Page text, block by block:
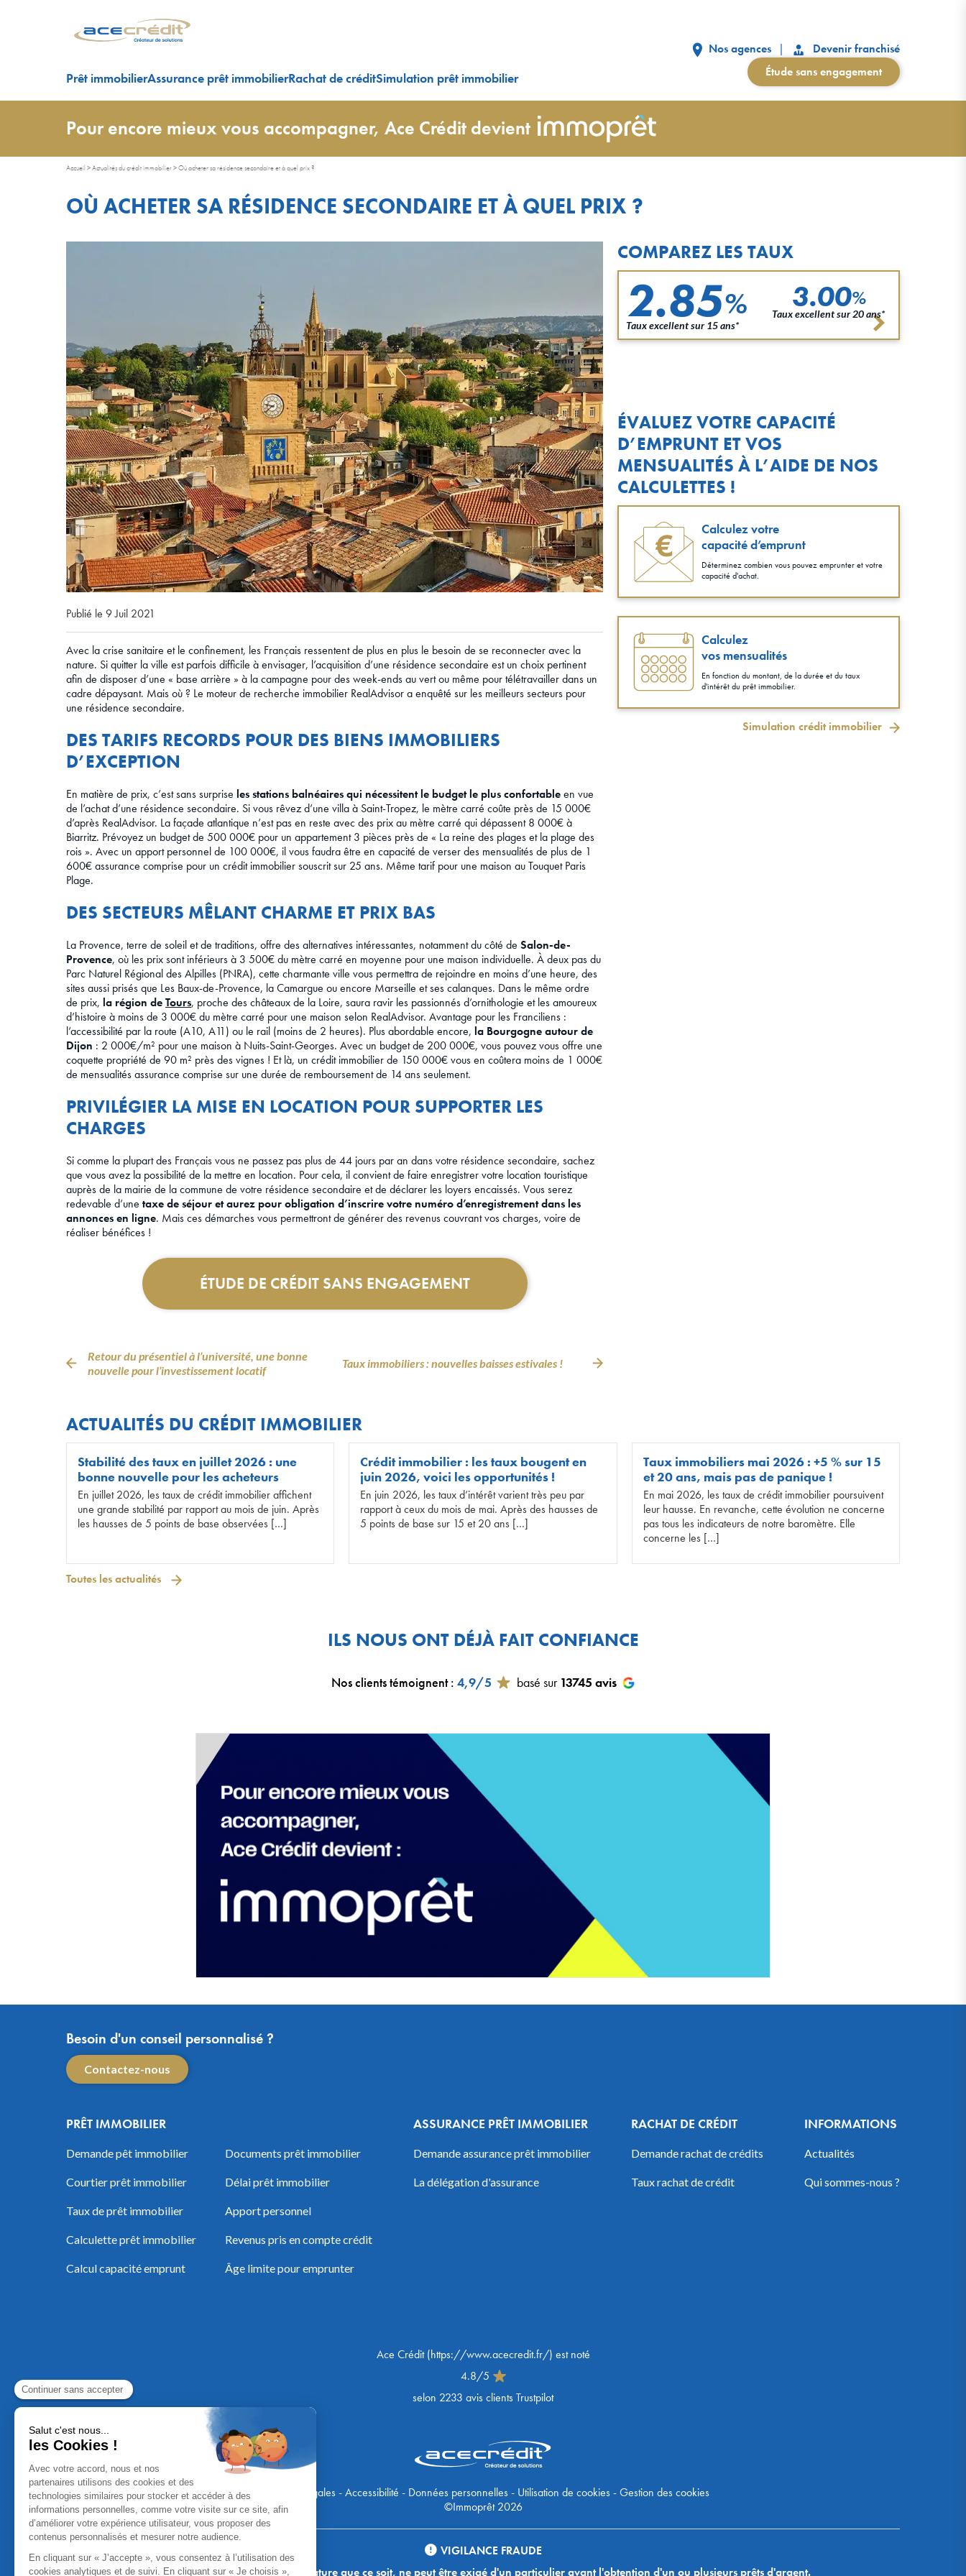
Prêt immobilierAssurance prêt immobilierRachat de créditSimulation prêt immobilier
Nos agences
Devenir franchisé
Étude sans engagement
Pour encore mieux vous accompagner, Ace Crédit devient
Accueil >Actualités du crédit immobilier>Où acheter sa résidence secondaire et à quel prix ?
OÙ ACHETER SA RÉSIDENCE SECONDAIRE ET À QUEL PRIX ?
Publié le 9 Juil 2021
Avec la crise sanitaire et le confinement, les Français ressentent de plus en plus le besoin de se reconnecter avec la
nature. Si quitter la ville est parfois difficile à envisager, l’acquisition d’une résidence secondaire est un choix pertinent
afin de disposer d’une « base arrière » à la campagne pour des week-ends au vert ou même pour télétravailler dans un
cadre dépaysant. Mais où ? Le moteur de recherche immobilier RealAdvisor a enquêté sur les meilleurs secteurs pour
une résidence secondaire.
DES TARIFS RECORDS POUR DES BIENS IMMOBILIERS
D’EXCEPTION
En matière de prix, c’est sans surprise les stations balnéaires qui nécessitent le budget le plus confortableen vue
de l’achat d’une résidence secondaire. Si vous rêvez d’une villa à Saint-Tropez, le mètre carré coûte près de 15 000€
d’après RealAdvisor. La façade atlantique n’est pas en reste avec des prix au mètre carré qui dépassent 8 000€ à
Biarritz. Prévoyez un budget de 500 000€ pour un appartement 3 pièces près de « La reine des plages et la plage des
rois ». Avec un apport personnel de 100 000€, il vous faudra être en capacité de verser des mensualités de plus de 1
600€ assurance comprise pour un crédit immobilier souscrit sur 25 ans. Même tarif pour une maison au Touquet Paris
Plage.
DES SECTEURS MÊLANT CHARME ET PRIX BAS
La Provence, terre de soleil et de traditions, offre des alternatives intéressantes, notamment du côté de Salon-de-
Provence, où les prix sont inférieurs à 3 500€ du mètre carré en moyenne pour une maison individuelle. À deux pas du
Parc Naturel Régional des Alpilles (PNRA), cette charmante ville vous permettra de rejoindre en moins d’une heure, des
sites aussi prisés que Les Baux-de-Provence, la Camargue ou encore Marseille et ses calanques. Dans le même ordre
de prix, la région deTours, proche des châteaux de la Loire, saura ravir les passionnés d’ornithologie et les amoureux
d’histoire à moins de 3 000€ du mètre carré pour une maison selon RealAdvisor. Avantage pour les Franciliens :
l’accessibilité par la route (A10, A11) ou le rail (moins de 2 heures). Plus abordable encore, la Bourgogne autour de
Dijon : 2 000€/m² pour une maison à Nuits-Saint-Georges. Avec un budget de 200 000€, vous pouvez vous offre une
coquette propriété de 90 m² près des vignes ! Et là, un crédit immobilier de 150 000€ vous en coûtera moins de 1 000€
de mensualités assurance comprise sur une durée de remboursement de 14 ans seulement.
PRIVILÉGIER LA MISE EN LOCATION POUR SUPPORTER LES
CHARGES
Si comme la plupart des Français vous ne passez pas plus de 44 jours par an dans votre résidence secondaire, sachez
que vous avez la possibilité de la mettre en location. Pour cela, il convient de faire enregistrer votre location touristique
auprès de la mairie de la commune de votre résidence secondaire et de déclarer les loyers encaissés. Vous serez
redevable d’une taxe de séjour et aurez pour obligation d’inscrire votre numéro d’enregistrement dans les
annonces en ligne. Mais ces démarches vous permettront de générer des revenus couvrant vos charges, voire de
réaliser bénéfices !
ÉTUDE DE CRÉDIT SANS ENGAGEMENT
Retour du présentiel à l’université, une bonne
nouvelle pour l’investissement locatif
Taux immobiliers : nouvelles baisses estivales !
COMPAREZ LES TAUX
2.85%
Taux excellent sur 15 ans*
3.00%
Taux excellent sur 20 ans*
ÉVALUEZ VOTRE CAPACITÉ
D’EMPRUNT ET VOS
MENSUALITÉS À L’AIDE DE NOS
CALCULETTES !
Calculez votre
capacité d’emprunt
Déterminez combien vous pouvez emprunter et votre
capacité d'achat.
Calculez
vos mensualités
En fonction du montant, de la durée et du taux
d'intérêt du prêt immobilier.
Simulation crédit immobilier
ACTUALITÉS DU CRÉDIT IMMOBILIER
Stabilité des taux en juillet 2026 : une
bonne nouvelle pour les acheteurs
En juillet 2026, les taux de crédit immobilier affichent
une grande stabilité par rapport au mois de juin. Après
les hausses de 5 points de base observées […]
Crédit immobilier : les taux bougent en
juin 2026, voici les opportunités !
En juin 2026, les taux d’intérêt varient très peu par
rapport à ceux du mois de mai. Après des hausses de
5 points de base sur 15 et 20 ans […]
Taux immobiliers mai 2026 : +5 % sur 15
et 20 ans, mais pas de panique !
En mai 2026, les taux de crédit immobilier poursuivent
leur hausse. En revanche, cette évolution ne concerne
pas tous les indicateurs de notre baromètre. Elle
concerne les […]
Toutes les actualités
ILS NOUS ONT DÉJÀ FAIT CONFIANCE
Nos clients témoignent: 4,9/5 basé sur 13745 avis
Besoin d'un conseil personnalisé ?
Contactez-nous
PRÊT IMMOBILIER
Demande pêt immobilier
Courtier prêt immobilier
Taux de prêt immobilier
Calculette prêt immobilier
Calcul capacité emprunt
Documents prêt immobilier
Délai prêt immobilier
Apport personnel
Revenus pris en compte crédit
Âge limite pour emprunter
ASSURANCE PRÊT IMMOBILIER
Demande assurance prêt immobilier
La délégation d'assurance
RACHAT DE CRÉDIT
Demande rachat de crédits
Taux rachat de crédit
INFORMATIONS
Actualités
Qui sommes-nous ?
Ace Crédit(https://www.acecredit.fr/) est noté
4.8/5
selon 2233 avis clients Trustpilot
Mentions Légales-Accessibilité - Données personnelles- Utilisation de cookies-Gestion des cookies
©Immoprêt 2026
VIGILANCE FRAUDE
Aucun versement, de quelque nature que ce soit, ne peut être exigé d'un particulier avant l'obtention d'un ou plusieurs prêts d'argent.